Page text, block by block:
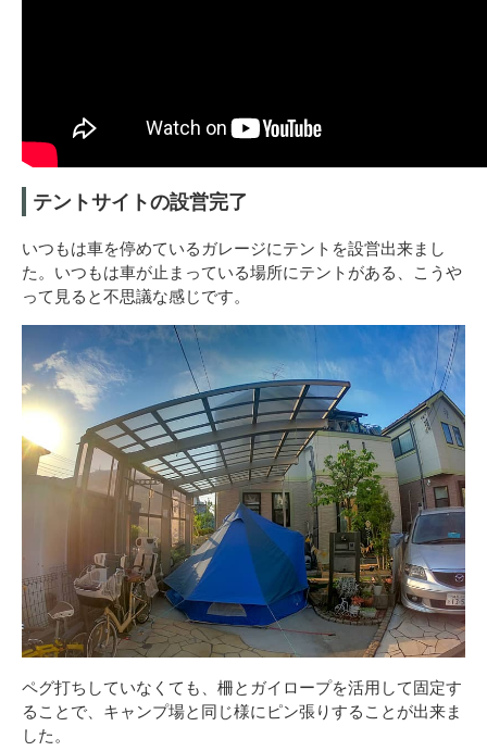
テントサイトの設営完了
いつもは車を停めているガレージにテントを設営出来まし
た。いつもは車が止まっている場所にテントがある、こうや
って見ると不思議な感じです。
ペグ打ちしていなくても、柵とガイロープを活用して固定す
ることで、キャンプ場と同じ様にピン張りすることが出来ま
した。